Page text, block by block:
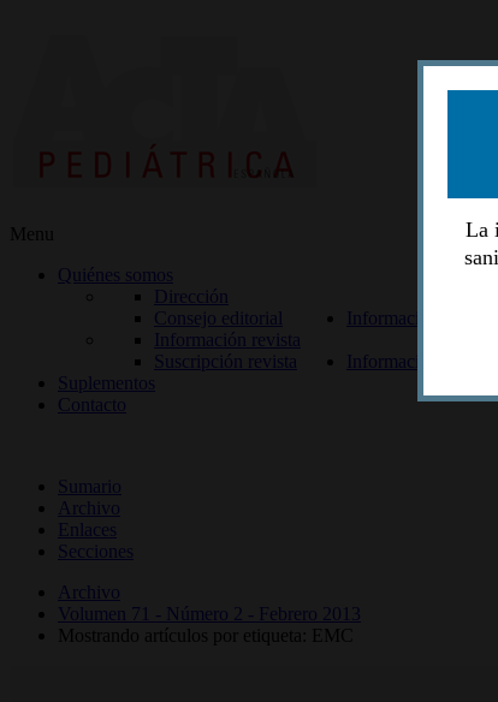
Menu
Quiénes somos
Dirección
Consejo editorial
Información lectores
Información revista
Suscripción revista
Información autores
Suplementos
Contacto
Sumario
Archivo
Enlaces
Secciones
Archivo
Volumen 71 - Número 2 - Febrero 2013
Mostrando artículos por etiqueta: EMC
La